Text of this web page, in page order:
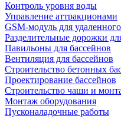
Контроль уровня воды
Управление аттракционами
GSM-модуль для
Разделительные дорожки
Павильоны для бассейнов
Вентиляция для бассейнов
Строительство бетонных
Проектирование бассейнов
Строительство чаши и
Монтаж оборудования
Пусконаладочные работы